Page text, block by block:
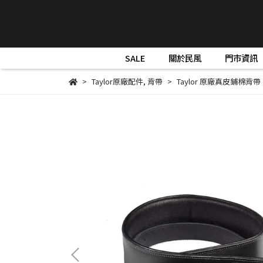
SALE 關於民風 門市資訊
Taylor原廠配件, 背帶 Taylor 原廠真皮鋪棉背帶